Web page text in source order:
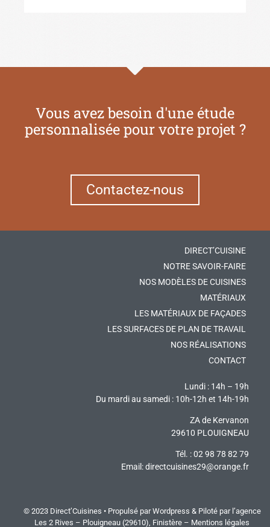
Vous avez besoin d'une étude
personnalisée pour votre projet ?
Contactez-nous
DIRECT’CUISINE
NOTRE SAVOIR-FAIRE
NOS MODÈLES DE CUISINES
MATÉRIAUX
LES MATÉRIAUX DE FAÇADES
LES SURFACES DE PLAN DE TRAVAIL
NOS RÉALISATIONS
CONTACT
Lundi : 14h – 19h
Du mardi au samedi : 10h-12h et 14h-19h
ZA de Kervanon
29610 PLOUIGNEAU
Tél. : 02 98 78 82 79
Email:directcuisines29@orange.fr
© 2023 Direct’Cuisines • Propulsé par Wordpress & Piloté par l’agence
Les 2 Rives – Plouigneau (29610), Finistère – Mentions légales